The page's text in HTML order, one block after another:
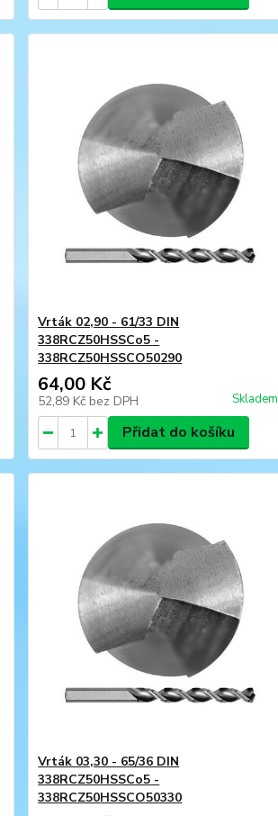
Vrták 02,90 - 61/33 DIN
338RCZ50HSSCo5 -
338RCZ50HSSCO50290
64,00 Kč
52,89 Kč bez DPH Skladem
Přidat do košíku
Vrták 03,30 - 65/36 DIN
338RCZ50HSSCo5 -
338RCZ50HSSCO50330